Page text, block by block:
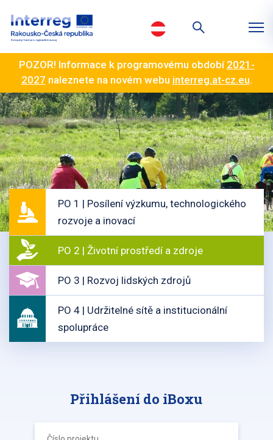
POZOR! Informace k programovému období 2021-
2027 naleznete na novém webu interreg.at-cz.eu.
PO 1 | Posílení výzkumu, technologického
rozvoje a inovací
PO 2 | Životní prostředí a zdroje
PO 3 | Rozvoj lidských zdrojů
PO 4 | Udržitelné sítě a institucionální
spolupráce
Přihlášení do iBoxu